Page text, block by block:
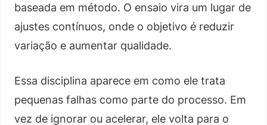
baseada em método. O ensaio vira um lugar de
ajustes contínuos, onde o objetivo é reduzir
variação e aumentar qualidade.
Essa disciplina aparece em como ele trata
pequenas falhas como parte do processo. Em
vez de ignorar ou acelerar, ele volta para o